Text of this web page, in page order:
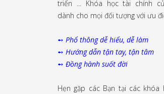
triển ... Khóa học tài chính
dành cho mọi đối tượng với ưu
➻ Phổ thông dễ hiểu, dễ làm
➻ Hướng dẫn tận tay, tận tâm
➻ Đồng hành suốt đời
Hẹn gặp các Bạn tại các khóa